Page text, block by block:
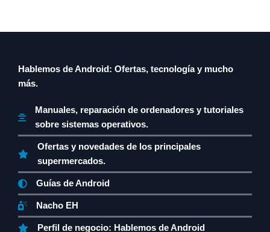
Hablemos de Android: Ofertas, tecnología y mucho
más.
Manuales, reparación de ordenadores y tutoriales
sobre sistemas operativos.
Ofertas y novedades de los principales
supermercados.
Guías de Android
Nacho EH
Perfil de negocio: Hablemos de Android